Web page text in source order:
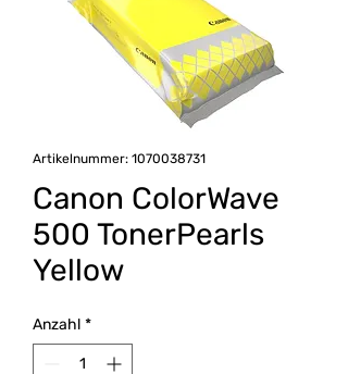
Artikelnummer: 1070038731
Canon ColorWave
500 TonerPearls
Yellow
Anzahl *